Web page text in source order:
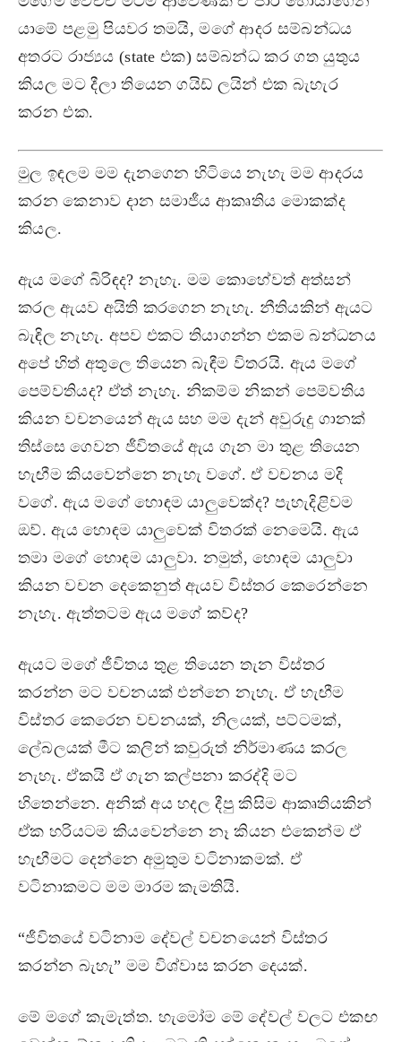
යාමේ පළමු පියවර තමයි, මගේ ආදර සම්බන්ධය
අතරට රාජ්‍යය (state එක) සම්බන්ධ කර ගත යුතුය
කියල මට දීලා තියෙන ගයිඩ් ලයින් එක බැහැර
කරන එක.
මුල ඉඳලම මම දැනගෙන හිටියෙ නැහැ මම ආදරය
කරන කෙනාව දාන සමාජීය ආකෘතිය මොකක්ද
කියල.
ඇය මගේ බිරිඳද? නැහැ. මම කොහේවත් අත්සන්
කරල ඇයව අයිති කරගෙන නැහැ. නීතියකින් ඇයට
බැඳිල නැහැ. අපව එකට තියාගන්න එකම බන්ධනය
අපේ හිත් අතුලෙ තියෙන බැඳීම විතරයි. ඇය මගේ
පෙම්වතියද? ඒත් නැහැ. නිකම්ම නිකන් පෙම්වතිය
කියන වචනයෙන් ඇය සහ මම දැන් අවුරුදු ගානක්
තිස්සෙ ගෙවන ජීවිතයේ ඇය ගැන මා තුළ තියෙන
හැඟීම කියවෙන්නෙ නැහැ වගේ. ඒ වචනය මදි
වගේ. ඇය මගේ හොඳම යාලුවෙක්ද? පැහැදිළිවම
ඔව්. ඇය හොඳම යාලුවෙක් විතරක් නෙමෙයි. ඇය
තමා මගේ හොඳම යාලුවා. නමුත්, හොඳම යාලුවා
කියන වචන දෙකෙනුත් ඇයව විස්තර කෙරෙන්නෙ
නැහැ. ඇත්තටම ඇය මගේ කව්ද?
ඇයට මගේ ජීවිතය තුළ තියෙන තැන විස්තර
කරන්න මට වචනයක් එන්නෙ නැහැ. ඒ හැඟීම
විස්තර කෙරෙන වචනයක්, නිලයක්, පට්ටමක්,
ලේබලයක් මීට කලින් කවුරුත් නිර්මාණය කරල
නැහැ. ඒකයි ඒ ගැන කල්පනා කරද්දි මට
හිතෙන්නෙ. අනික් අය හදල දීපු කිසිම ආකෘතියකින්
ඒක හරියටම කියවෙන්නෙ නෑ කියන එකෙන්ම ඒ
හැඟීමට දෙන්නෙ අමුතුම වටිනාකමක්. ඒ
වටිනාකමට මම මාරම කැමතියි.
“ජීවිතයේ වටිනාම දේවල් වචනයෙන් විස්තර
කරන්න බැහැ” මම විශ්වාස කරන දෙයක්.
මේ මගේ කැමැත්ත. හැමෝම මේ දේවල් වලට එකඟ